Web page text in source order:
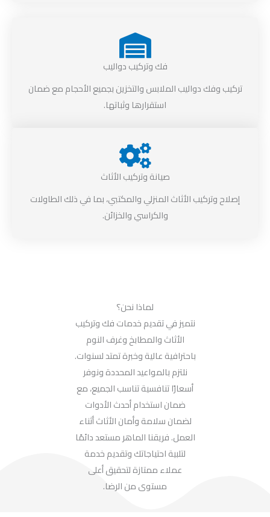
فك وتركيب دواليب
تركيب وفك دواليب الملابس والتخزين بجميع الأحجام مع ضمان
استقرارها وثباتها.
صيانة وتركيب الأثاث
إصلاح وتركيب الأثاث المنزلي والمكتبي، بما في ذلك الطاولات
والكراسي والخزائن.
لماذا نحن؟
نتميز في تقديم خدمات فك وتركيب
الأثاث والمطابخ وغرف النوم
باحترافية عالية وخبرة تمتد لسنوات.
نلتزم بالمواعيد المحددة ونوفر
أسعارًا تنافسية تناسب الجميع، مع
ضمان استخدام أحدث الأدوات
لضمان سلامة وأمان الأثاث أثناء
العمل. فريقنا الماهر مستعد دائمًا
لتلبية احتياجاتك وتقديم خدمة
عملاء ممتازة لتحقيق أعلى
مستوى من الرضا.